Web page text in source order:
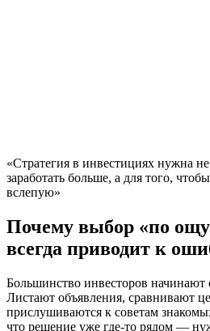
«Стратегия в инвестициях нужна
заработать больше, а для того,
вслепую»
Почему выбор «по
всегда приводит к
Большинство инвесторов начинают
Листают объявления, сравнивают
прислушиваются к советам
что решение уже где-то рядом —